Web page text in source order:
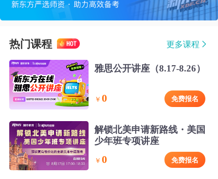
热门课程 更多课程
雅思公开讲座（8.17-8.26）
￥ 0 免费报名
解锁北美申请新路线・美国
少年班专项讲座
￥ 0 免费报名